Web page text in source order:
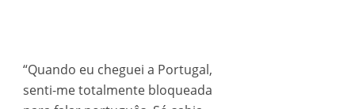
“Quando eu cheguei a Portugal,
senti-me totalmente bloqueada